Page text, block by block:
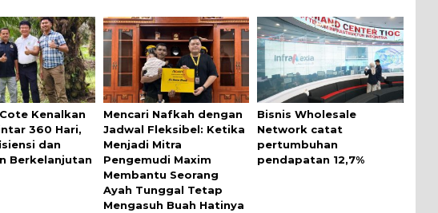
Kenalkan
360 Hari,
dan
Berkelanjutan
Mencari Nafkah dengan
Jadwal Fleksibel: Ketika
Menjadi Mitra
Pengemudi Maxim
Membantu Seorang
Ayah Tunggal Tetap
Mengasuh Buah Hatinya
Bisnis Wholesale
Network catat
pertumbuhan
pendapatan 12,7%